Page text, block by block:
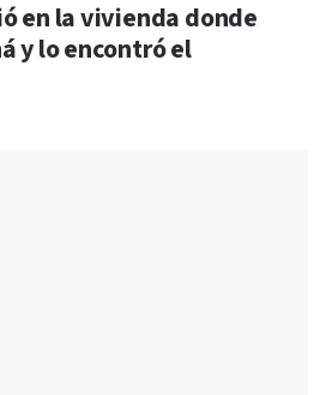
en la vivienda donde
y lo encontró el